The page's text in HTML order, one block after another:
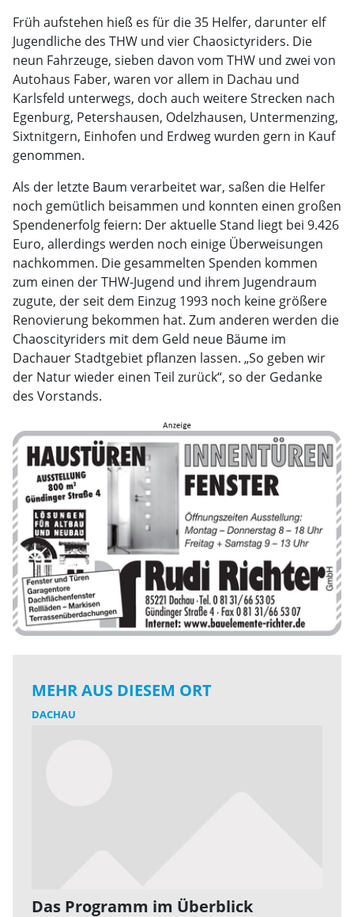
Früh aufstehen hieß es für die 35 Helfer, darunter elf
Jugendliche des THW und vier Chaosictyriders. Die
neun Fahrzeuge, sieben davon vom THW und zwei von
Autohaus Faber, waren vor allem in Dachau und
Karlsfeld unterwegs, doch auch weitere Strecken nach
Egenburg, Petershausen, Odelzhausen, Untermenzing,
Sixtnitgern, Einhofen und Erdweg wurden gern in Kauf
genommen.
Als der letzte Baum verarbeitet war, saßen die Helfer
noch gemütlich beisammen und konnten einen großen
Spendenerfolg feiern: Der aktuelle Stand liegt bei 9.426
Euro, allerdings werden noch einige Überweisungen
nachkommen. Die gesammelten Spenden kommen
zum einen der THW-Jugend und ihrem Jugendraum
zugute, der seit dem Einzug 1993 noch keine größere
Renovierung bekommen hat. Zum anderen werden die
Chaoscityriders mit dem Geld neue Bäume im
Dachauer Stadtgebiet pflanzen lassen. „So geben wir
der Natur wieder einen Teil zurück“, so der Gedanke
des Vorstands.
MEHR AUS DIESEM ORT
DACHAU
Das Programm im Überblick